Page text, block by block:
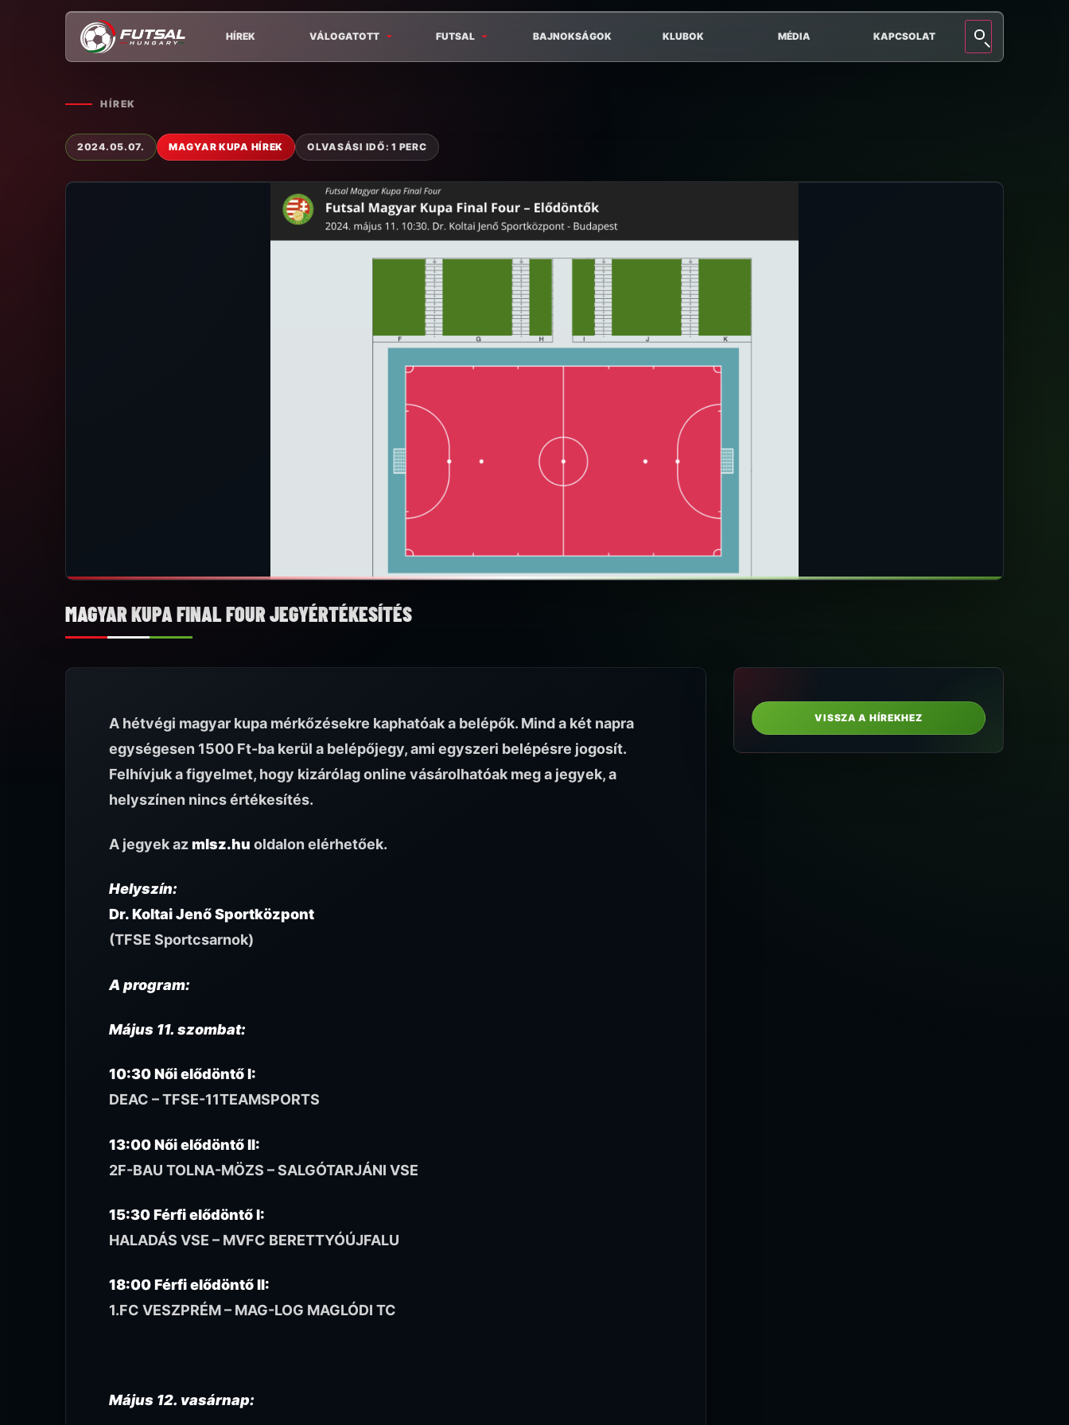
HÍREK VÁLOGATOTT FUTSAL BAJNOKSÁGOK KLUBOK MÉDIA KAPCSOLAT
HÍREK
2024.05.07. MAGYAR KUPA HÍREK OLVASÁSI IDŐ: 1 PERC
MAGYAR KUPA FINAL FOUR JEGYÉRTÉKESÍTÉS
A hétvégi magyar kupa mérkőzésekre kaphatóak a belépők. Mind a két napra
egységesen 1500 Ft-ba kerül a belépőjegy, ami egyszeri belépésre jogosít.
Felhívjuk a figyelmet, hogy kizárólag online vásárolhatóak meg a jegyek, a
helyszínen nincs értékesítés.
A jegyek azmlsz.hu oldalon elérhetőek.
Helyszín:
Dr. Koltai Jenő Sportközpont
(TFSE Sportcsarnok)
A program:
Május 11. szombat:
10:30 Női elődöntő I:
DEAC – TFSE-11TEAMSPORTS
13:00 Női elődöntő II:
2F-BAU TOLNA-MÖZS – SALGÓTARJÁNI VSE
15:30 Férfi elődöntő I:
HALADÁS VSE – MVFC BERETTYÓÚJFALU
18:00 Férfi elődöntő II:
1.FC VESZPRÉM – MAG-LOG MAGLÓDI TC
Május 12. vasárnap:
VISSZA A HÍREKHEZ